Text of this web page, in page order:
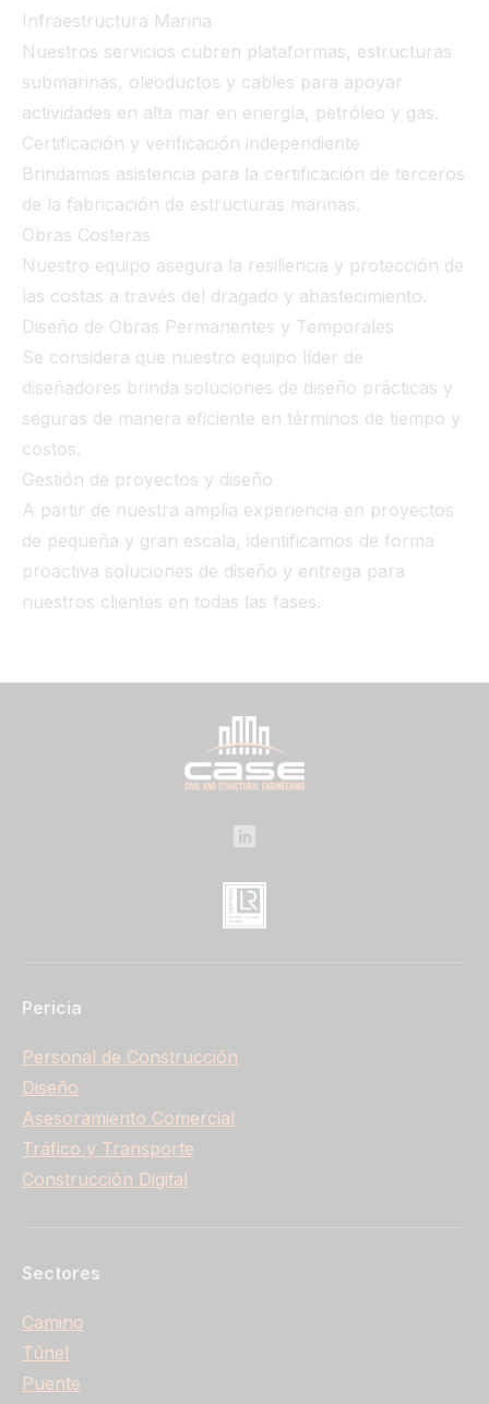
Infraestructura Marina
Nuestros servicios cubren plataformas, estructuras
submarinas, oleoductos y cables para apoyar
actividades en alta mar en energía, petróleo y gas.
Certificación y verificación independiente
Brindamos asistencia para la certificación de terceros
de la fabricación de estructuras marinas.
Obras Costeras
Nuestro equipo asegura la resiliencia y protección de
las costas a través del dragado y abastecimiento.
Diseño de Obras Permanentes y Temporales
Se considera que nuestro equipo líder de
diseñadores brinda soluciones de diseño prácticas y
seguras de manera eficiente en términos de tiempo y
costos.
Gestión de proyectos y diseño
A partir de nuestra amplia experiencia en proyectos
de pequeña y gran escala, identificamos de forma
proactiva soluciones de diseño y entrega para
nuestros clientes en todas las fases.
Pericia
Personal de Construcción
Diseño
Asesoramiento Comercial
Tráfico y Transporte
Construcción Digital
Sectores
Camino
Túnel
Puente